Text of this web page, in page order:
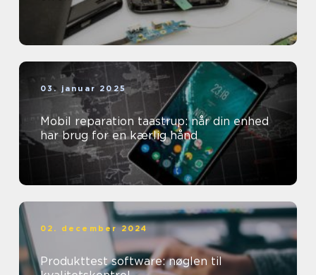
03. januar 2025
Mobil reparation taastrup: når din enhed
har brug for en kærlig hånd
02. december 2024
Produkttest software: nøglen til